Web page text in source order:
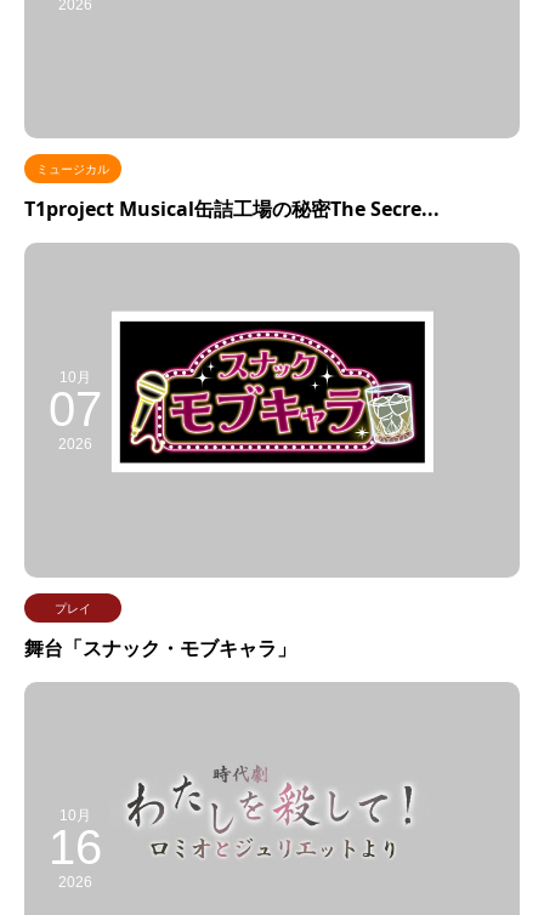
2026
ミュージカル
T1project Musical缶詰工場の秘密The Secre...
10月
07
2026
プレイ
舞台「スナック・モブキャラ」
10月
16
2026